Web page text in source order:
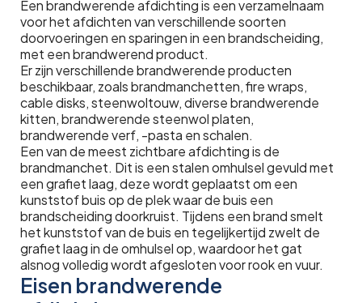
Een brandwerende afdichting is een verzamelnaam
voor het afdichten van verschillende soorten
doorvoeringen en sparingen in een brandscheiding,
met een brandwerend product.
Er zijn verschillende brandwerende producten
beschikbaar, zoals brandmanchetten, fire wraps,
cable disks, steenwoltouw, diverse brandwerende
kitten, brandwerende steenwol platen,
brandwerende verf, -pasta en schalen.
Een van de meest zichtbare afdichting is de
brandmanchet. Dit is een stalen omhulsel gevuld met
een grafiet laag, deze wordt geplaatst om een
kunststof buis op de plek waar de buis een
brandscheiding doorkruist. Tijdens een brand smelt
het kunststof van de buis en tegelijkertijd zwelt de
grafiet laag in de omhulsel op, waardoor het gat
alsnog volledig wordt afgesloten voor rook en vuur.
Eisen brandwerende